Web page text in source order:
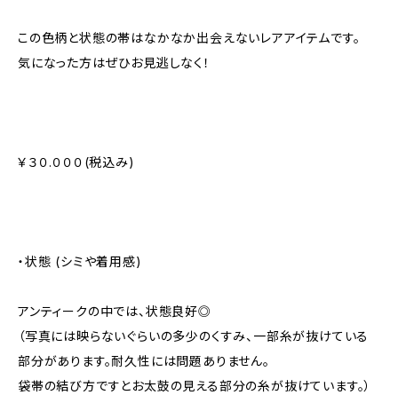
この色柄と状態の帯はなかなか出会えないレアアイテムです。
気になった方はぜひお見逃しなく！
￥３０.０００(税込み)
・状態 (シミや着用感)
アンティークの中では、状態良好◎
（写真には映らないぐらいの多少のくすみ、一部糸が抜けている
部分があります。耐久性には問題ありません。
袋帯の結び方ですとお太鼓の見える部分の糸が抜けています。）